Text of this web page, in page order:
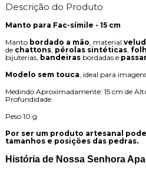
Descrição do Produto
Manto para Fac-símile - 15 cm
Manto bordado a mão , material
dechattons, pérolas sintéticas,
bijuterias, bandeirasbordadas e
Modelo sem touca , ideal para
Medindo Aproximadamente: 15 cm de
Profundidade.
Peso 10 g
Por ser um produto artesanal
tamanhos e posições das pedras.
História de Nossa Senhora